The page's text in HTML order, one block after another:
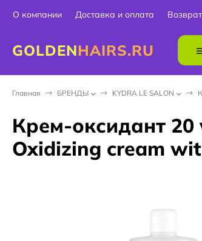
О компании Доставка и оплата
GOLDENHAIRS.RU
Главная БPEНДЫ KYDRA LE SALON
Крем-оксидант
Oxidizing cream